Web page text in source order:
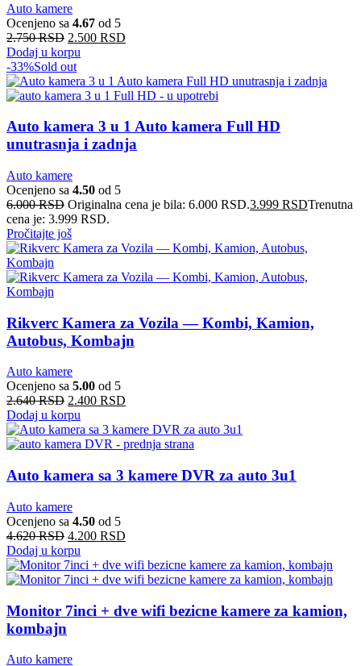
Auto kamere
Ocenjeno sa 4.67 od 5
2.750RSD 2.500 RSD
Dodaj u korpu
-33%Sold out
Auto kamera 3 u 1 Auto kamera Full HD
unutrasnja i zadnja
Auto kamere
Ocenjeno sa 4.50 od 5
6.000RSD Originalna cena je bila: 6.000 RSD.3.999 RSDTrenutna
cena je: 3.999 RSD.
Pročitajte još
Rikverc Kamera za Vozila — Kombi, Kamion,
Autobus, Kombajn
Auto kamere
Ocenjeno sa 5.00 od 5
2.640RSD 2.400 RSD
Dodaj u korpu
Auto kamera sa 3 kamere DVR za auto 3u1
Auto kamere
Ocenjeno sa 4.50 od 5
4.620RSD 4.200 RSD
Dodaj u korpu
Monitor 7inci + dve wifi bezicne kamere za kamion,
kombajn
Auto kamere